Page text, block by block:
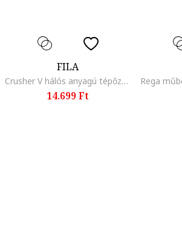
FILA
Crusher V hálós anyagú tépőzáras sneaker, Fehér/Fekete
14.699 Ft